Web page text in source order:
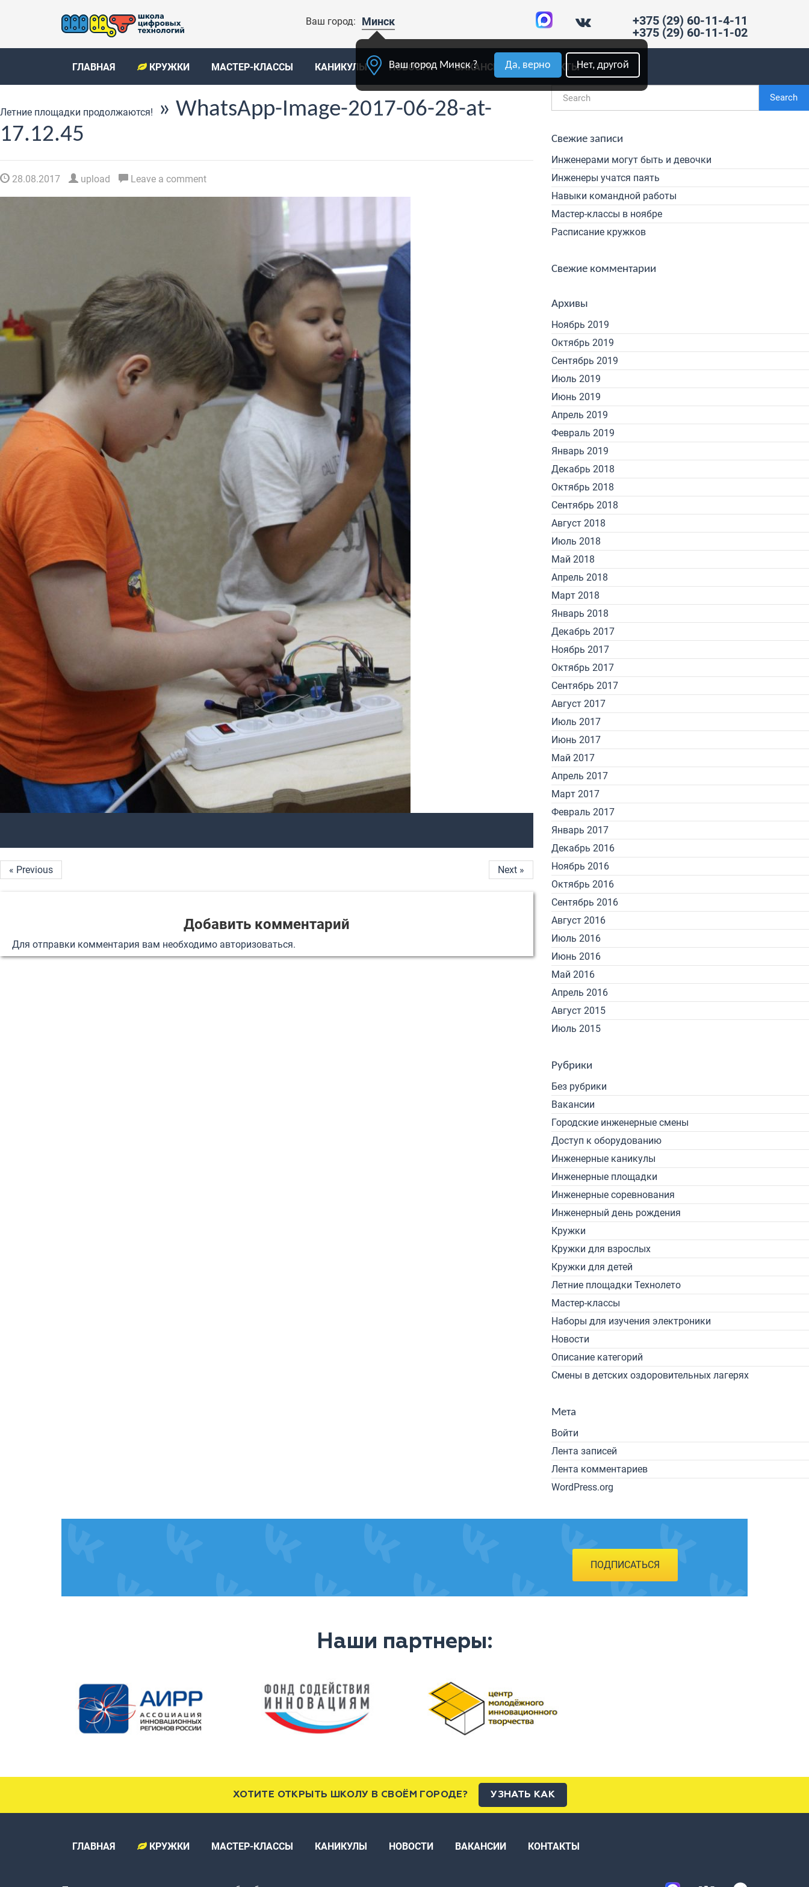
Ваш город: Минск
Ваш город Минск ? Да, верно Нет, другой
+375 (29) 60-11-4-11
+375 (29) 60-11-1-02
ГЛАВНАЯ КРУЖКИ МАСТЕР-КЛАССЫ КАНИКУЛЫ НОВОСТИ ВАКАНСИИ КОНТАКТЫ
Летние площадки продолжаются!
» WhatsApp-Image-2017-06-28-at-
17.12.45
28.08.2017 upload Leave a comment
« Previous Next »
Добавить комментарий
Для отправки комментария вам необходимо авторизоваться.
Search
Свежие записи
Инженерами могут быть и девочки
Инженеры учатся паять
Навыки командной работы
Мастер-классы в ноябре
Расписание кружков
Свежие комментарии
Архивы
Ноябрь 2019
Октябрь 2019
Сентябрь 2019
Июль 2019
Июнь 2019
Апрель 2019
Февраль 2019
Январь 2019
Декабрь 2018
Октябрь 2018
Сентябрь 2018
Август 2018
Июль 2018
Май 2018
Апрель 2018
Март 2018
Январь 2018
Декабрь 2017
Ноябрь 2017
Октябрь 2017
Сентябрь 2017
Август 2017
Июль 2017
Июнь 2017
Май 2017
Апрель 2017
Март 2017
Февраль 2017
Январь 2017
Декабрь 2016
Ноябрь 2016
Октябрь 2016
Сентябрь 2016
Август 2016
Июль 2016
Июнь 2016
Май 2016
Апрель 2016
Август 2015
Июль 2015
Рубрики
Без рубрики
Вакансии
Городские инженерные смены
Доступ к оборудованию
Инженерные каникулы
Инженерные площадки
Инженерные соревнования
Инженерный день рождения
Кружки
Кружки для взрослых
Кружки для детей
Летние площадки Технолето
Мастер-классы
Наборы для изучения электроники
Новости
Описание категорий
Смены в детских оздоровительных лагерях
Мета
Войти
Лента записей
Лента комментариев
WordPress.org
ПОДПИСАТЬСЯ
Наши партнеры:
ХОТИТЕ ОТКРЫТЬ ШКОЛУ В СВОЁМ ГОРОДЕ? УЗНАТЬ КАК
ГЛАВНАЯ КРУЖКИ МАСТЕР-КЛАССЫ КАНИКУЛЫ НОВОСТИ ВАКАНСИИ КОНТАКТЫ